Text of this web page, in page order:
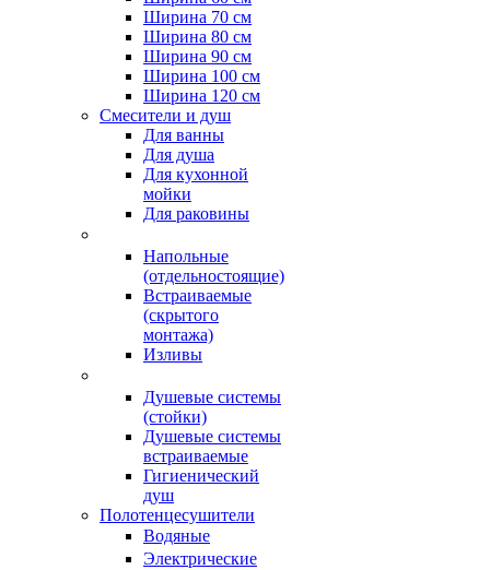
Ширина 70 см
Ширина 80 см
Ширина 90 см
Ширина 100 см
Ширина 120 см
Смесители и душ
Для ванны
Для душа
Для кухонной
мойки
Для раковины
Напольные
(отдельностоящие)
Встраиваемые
(скрытого
монтажа)
Изливы
Душевые системы
(стойки)
Душевые системы
встраиваемые
Гигиенический
душ
Полотенцесушители
ㅤВодяные
ㅤЭлектрические